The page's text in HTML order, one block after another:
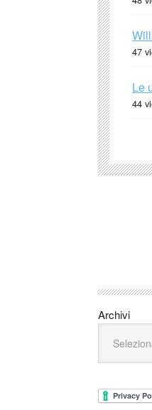
47
Le
44
Archivi